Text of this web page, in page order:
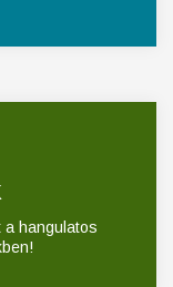
a hangulatos